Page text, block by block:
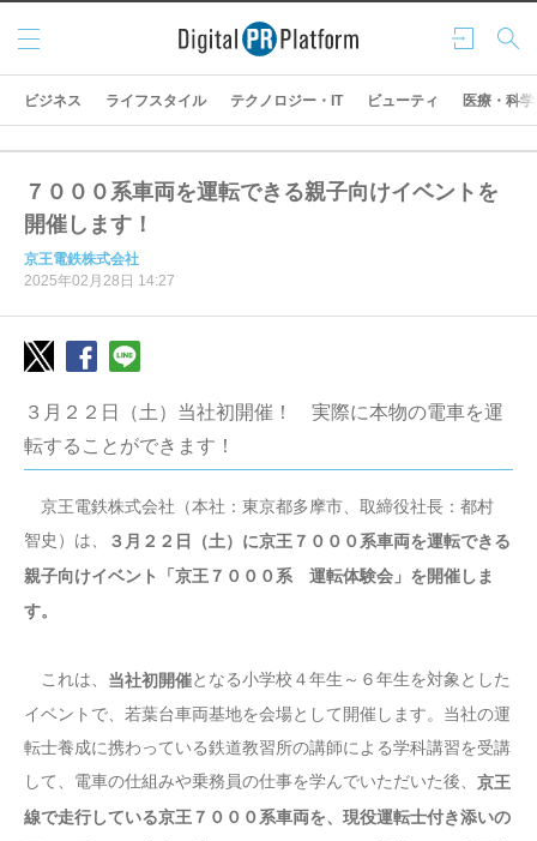
ログ
イン
検索
メニ
ュー
ビジネス ライフスタイル テクノロジー・IT ビューティ 医療・科学
７０００系車両を運転できる親子向けイベントを
開催します！
京王電鉄株式会社
2025年02月28日 14:27
３月２２日（土）当社初開催！ 実際に本物の電車を運
転することができます！
京王電鉄株式会社（本社：東京都多摩市、取締役社長：都村
智史）は、
３月２２日（土）に京王７０００系車両を運転できる
親子向けイベント「京王７０００系 運転体験会」を開催しま
す。
これは、 当社初開催となる小学校４年生～６年生を対象とした
イベントで、若葉台車両基地を会場として開催します。当社の運
転士養成に携わっている鉄道教習所の講師による学科講習を受講
して、電車の仕組みや乗務員の仕事を学んでいただいた後、 京王
線で走行している京王７０００系車両を、現役運転士付き添いの